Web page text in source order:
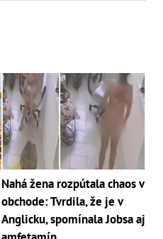
Nahá žena rozpútala chaos v
obchode: Tvrdila, že je v
Anglicku, spomínala Jobsa aj